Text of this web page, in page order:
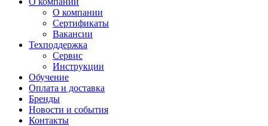
О компании
Сертификаты
Вакансии
Техподдержка
Сервис
Инструкции
Обучение
Оплата и доставка
Бренды
Новости и события
Контакты